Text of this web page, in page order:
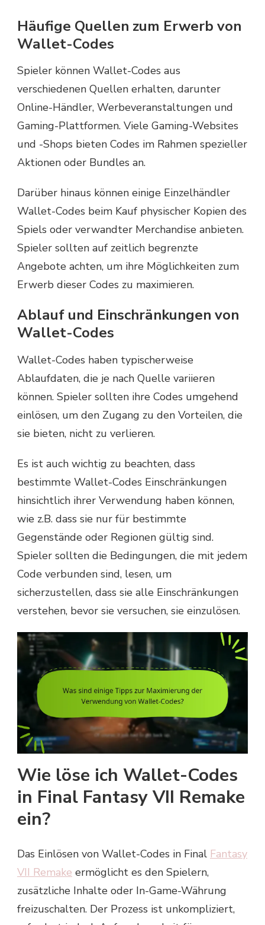
Häufige Quellen zum Erwerb von
Wallet-Codes
Spieler können Wallet-Codes aus
verschiedenen Quellen erhalten, darunter
Online-Händler, Werbeveranstaltungen und
Gaming-Plattformen. Viele Gaming-Websites
und -Shops bieten Codes im Rahmen spezieller
Aktionen oder Bundles an.
Darüber hinaus können einige Einzelhändler
Wallet-Codes beim Kauf physischer Kopien des
Spiels oder verwandter Merchandise anbieten.
Spieler sollten auf zeitlich begrenzte
Angebote achten, um ihre Möglichkeiten zum
Erwerb dieser Codes zu maximieren.
Ablauf und Einschränkungen von
Wallet-Codes
Wallet-Codes haben typischerweise
Ablaufdaten, die je nach Quelle variieren
können. Spieler sollten ihre Codes umgehend
einlösen, um den Zugang zu den Vorteilen, die
sie bieten, nicht zu verlieren.
Es ist auch wichtig zu beachten, dass
bestimmte Wallet-Codes Einschränkungen
hinsichtlich ihrer Verwendung haben können,
wie z.B. dass sie nur für bestimmte
Gegenstände oder Regionen gültig sind.
Spieler sollten die Bedingungen, die mit jedem
Code verbunden sind, lesen, um
sicherzustellen, dass sie alle Einschränkungen
verstehen, bevor sie versuchen, sie einzulösen.
Wie löse ich Wallet-Codes
in Final Fantasy VII Remake
ein?
Das Einlösen von Wallet-Codes in Final Fantasy
VII Remake ermöglicht es den Spielern,
zusätzliche Inhalte oder In-Game-Währung
freizuschalten. Der Prozess ist unkompliziert,